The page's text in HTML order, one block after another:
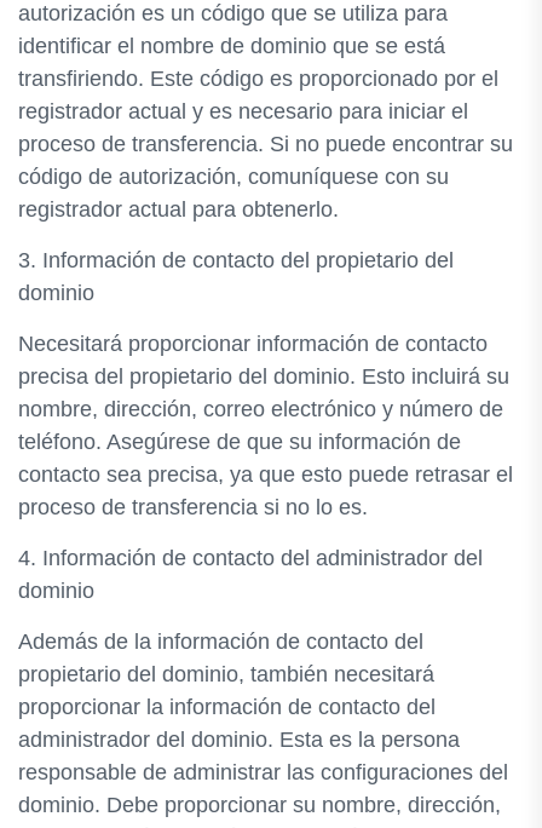
autorización es un código que se utiliza para
identificar el nombre de dominio que se está
transfiriendo. Este código es proporcionado por el
registrador actual y es necesario para iniciar el
proceso de transferencia. Si no puede encontrar su
código de autorización, comuníquese con su
registrador actual para obtenerlo.
3. Información de contacto del propietario del
dominio
Necesitará proporcionar información de contacto
precisa del propietario del dominio. Esto incluirá su
nombre, dirección, correo electrónico y número de
teléfono. Asegúrese de que su información de
contacto sea precisa, ya que esto puede retrasar el
proceso de transferencia si no lo es.
4. Información de contacto del administrador del
dominio
Además de la información de contacto del
propietario del dominio, también necesitará
proporcionar la información de contacto del
administrador del dominio. Esta es la persona
responsable de administrar las configuraciones del
dominio. Debe proporcionar su nombre, dirección,